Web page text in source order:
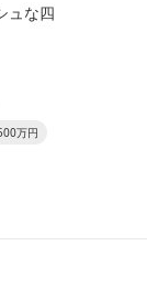
ュな四
万円